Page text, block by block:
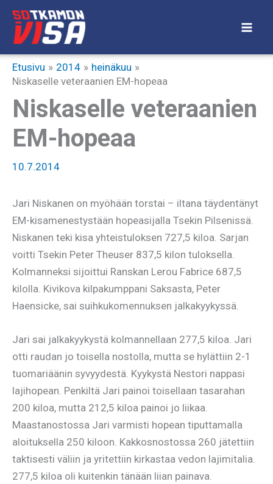
Siirry
sisältöön
Etusivu 2014
heinäkuu
Niskaselle veteraanien EM-hopeaa
Niskaselle veteraanien
EM-hopeaa
10.7.2014
Jari Niskanen on myöhään torstai – iltana täydentänyt
EM-kisamenestystään hopeasijalla Tsekin Pilsenissä.
Niskanen teki kisa yhteistuloksen 727,5 kiloa. Sarjan
voitti Tsekin Peter Theuser 837,5 kilon tuloksella.
Kolmanneksi sijoittui Ranskan Lerou Fabrice 687,5
kilolla. Kivikova kilpakumppani Saksasta, Peter
Haensicke, sai suihkukomennuksen jalkakyykyssä.
Jari sai jalkakyykystä kolmannellaan 277,5 kiloa. Jari
otti raudan jo toisella nostolla, mutta se hylättiin 2-1
tuomariäänin syvyydestä. Kyykystä Nestori nappasi
lajihopean. Penkiltä Jari painoi toisellaan tasarahan
200 kiloa, mutta 212,5 kiloa painoi jo liikaa.
Maastanostossa Jari varmisti hopean tiputtamalla
aloituksella 250 kiloon. Kakkosnostossa 260 jätettiin
taktisesti väliin ja yritettiin kirkastaa vedon lajimitalia.
277,5 kiloa oli kuitenkin tänään liian painava.